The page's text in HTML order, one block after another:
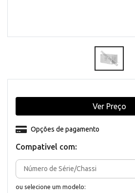
Compativel com:
ou selecione um modelo:
Opções de pagamento
Ver Preço